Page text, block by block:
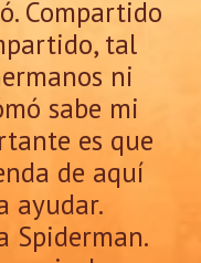
Compartido
tal
ni
sabe mi
es que
de aquí
ayudar.
Spiderman.